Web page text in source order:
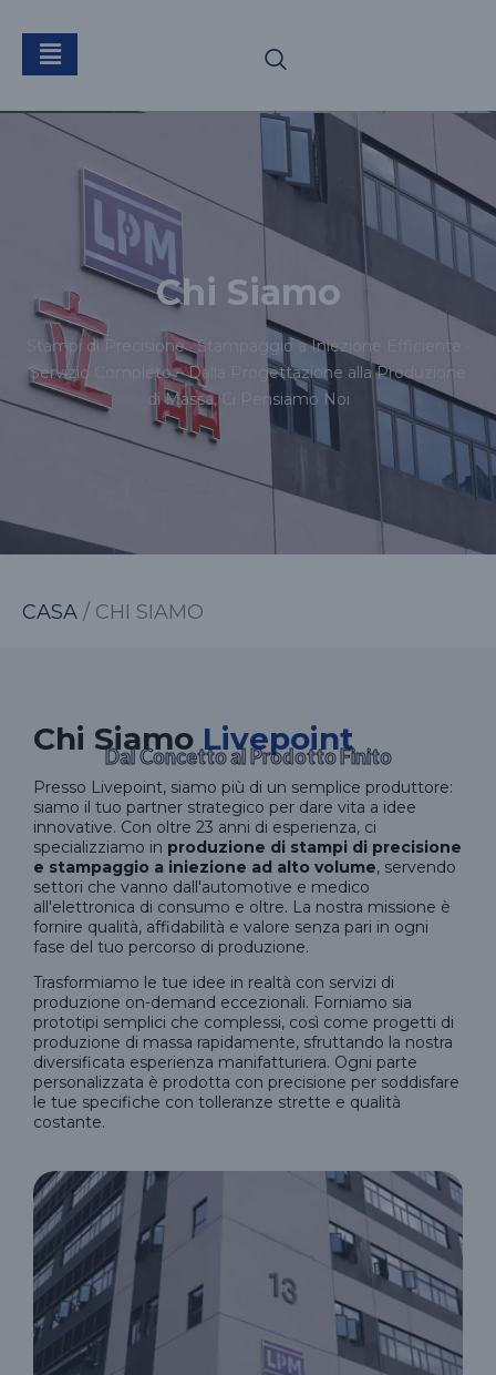
Chi Siamo
Stampi di Precisione · Stampaggio a Iniezione Efficiente ·
Servizio Completo – Dalla Progettazione alla Produzione
di Massa, Ci Pensiamo Noi
CASA / CHI SIAMO
Chi SiamoLivepoint
Dal Concetto al Prodotto Finito
Presso Livepoint, siamo più di un semplice produttore:
siamo il tuo partner strategico per dare vita a idee
innovative. Con oltre 23 anni di esperienza, ci
specializziamo in produzione di stampi di precisione
e stampaggio a iniezione ad alto volume, servendo
settori che vanno dall'automotive e medico
all'elettronica di consumo e oltre. La nostra missione è
fornire qualità, affidabilità e valore senza pari in ogni
fase del tuo percorso di produzione.
Trasformiamo le tue idee in realtà con servizi di
produzione on-demand eccezionali. Forniamo sia
prototipi semplici che complessi, così come progetti di
produzione di massa rapidamente, sfruttando la nostra
diversificata esperienza manifatturiera. Ogni parte
personalizzata è prodotta con precisione per soddisfare
le tue specifiche con tolleranze strette e qualità
costante.